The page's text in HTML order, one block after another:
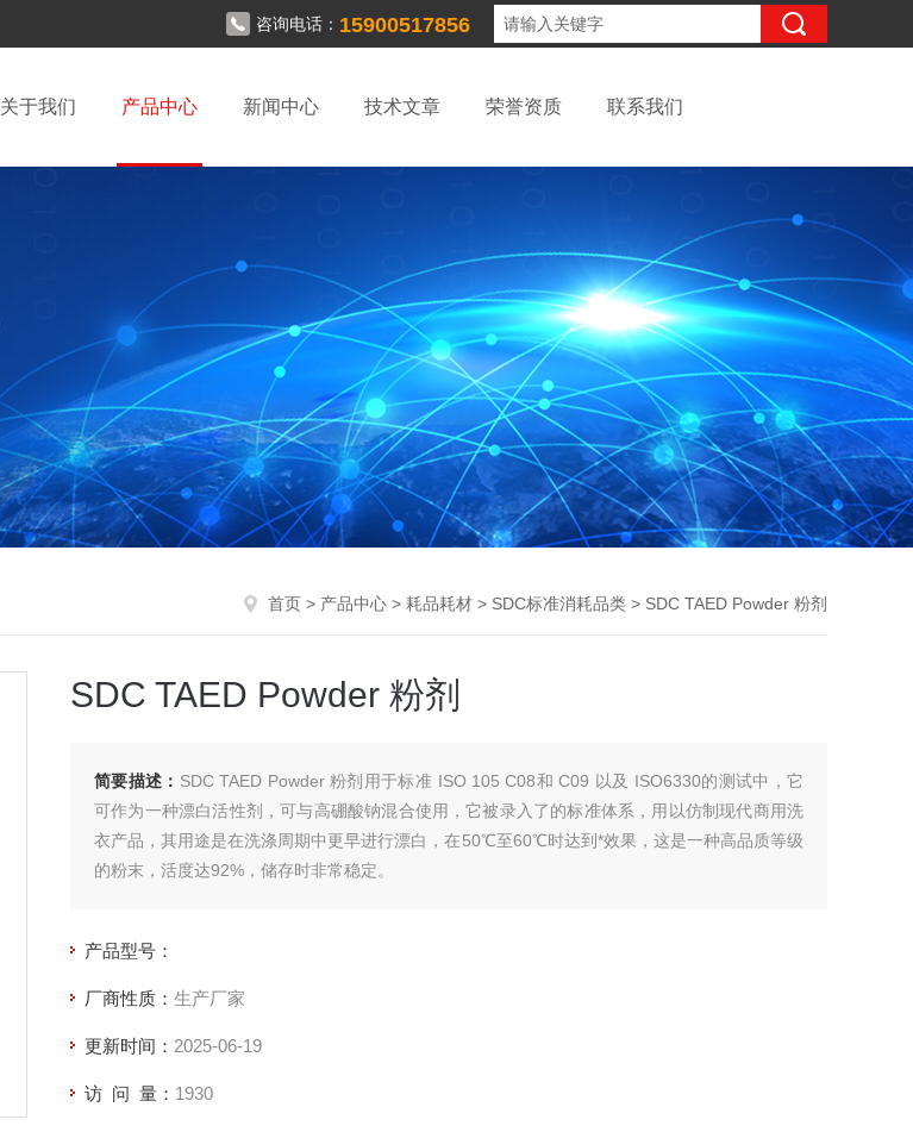
咨询电话： 15900517856
关于我们 产品中心 新闻中心 技术文章 荣誉资质 联系我们
首页 > 产品中心 > 耗品耗材 > SDC标准消耗品类 > SDC TAED Powder 粉剂
SDC TAED Powder 粉剂
简要描述： SDC TAED Powder 粉剂用于标准 ISO 105 C08和 C09 以及 ISO6330的测试中，它
可作为一种漂白活性剂，可与高硼酸钠混合使用，它被录入了的标准体系，用以仿制现代商用洗
衣产品，其用途是在洗涤周期中更早进行漂白，在50℃至60℃时达到*效果，这是一种高品质等级
的粉末，活度达92%，储存时非常稳定。
产品型号：
厂商性质： 生产厂家
更新时间： 2025-06-19
访 问 量： 1930